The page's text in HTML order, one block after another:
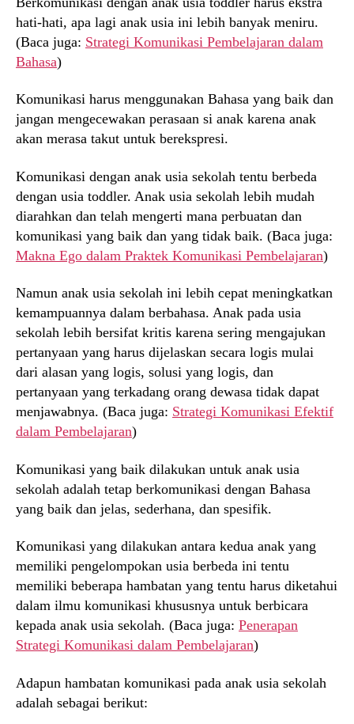
hati-hati, apa lagi anak usia ini lebih banyak meniru.
(Baca juga: Strategi Komunikasi Pembelajaran dalam
Bahasa)
Komunikasi harus menggunakan Bahasa yang baik dan
jangan mengecewakan perasaan si anak karena anak
akan merasa takut untuk berekspresi.
Komunikasi dengan anak usia sekolah tentu berbeda
dengan usia toddler. Anak usia sekolah lebih mudah
diarahkan dan telah mengerti mana perbuatan dan
komunikasi yang baik dan yang tidak baik. (Baca juga:
Makna Ego dalam Praktek Komunikasi Pembelajaran)
Namun anak usia sekolah ini lebih cepat meningkatkan
kemampuannya dalam berbahasa. Anak pada usia
sekolah lebih bersifat kritis karena sering mengajukan
pertanyaan yang harus dijelaskan secara logis mulai
dari alasan yang logis, solusi yang logis, dan
pertanyaan yang terkadang orang dewasa tidak dapat
menjawabnya. (Baca juga: Strategi Komunikasi Efektif
dalam Pembelajaran)
Komunikasi yang baik dilakukan untuk anak usia
sekolah adalah tetap berkomunikasi dengan Bahasa
yang baik dan jelas, sederhana, dan spesifik.
Komunikasi yang dilakukan antara kedua anak yang
memiliki pengelompokan usia berbeda ini tentu
memiliki beberapa hambatan yang tentu harus diketahui
dalam ilmu komunikasi khususnya untuk berbicara
kepada anak usia sekolah. (Baca juga: Penerapan
Strategi Komunikasi dalam Pembelajaran)
Adapun hambatan komunikasi pada anak usia sekolah
adalah sebagai berikut: